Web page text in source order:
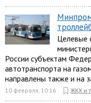
Целевые
России субъектам
автотранспорта на
направлены также и на
10 февраля, 10:16 ЖКХ и